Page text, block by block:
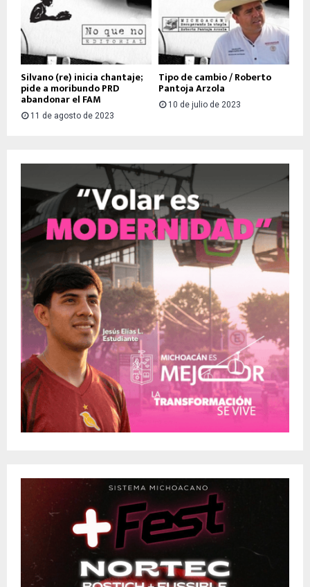
Silvano (re) inicia chantaje;
pide a moribundo PRD
abandonar el FAM
11 de agosto de 2023
Tipo de cambio / Roberto
Pantoja Arzola
10 de julio de 2023